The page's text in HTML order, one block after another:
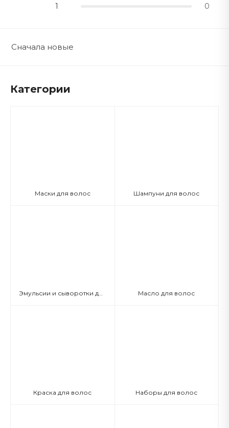
1
0
Сначала новые
Категории
Маски для волос Шампуни для волос
Масло для волос
Краска для волос Наборы для волос